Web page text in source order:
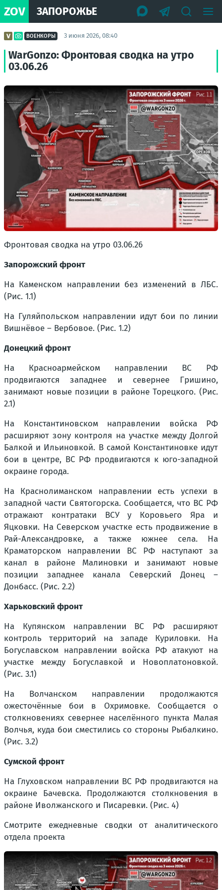
ZOV ЗАПОРОЖЬЕ
ВОЕНКОРЫ 3 июня 2026, 08:40
WarGonzo: Фронтовая сводка на утро
03.06.26
Фронтовая сводка на утро 03.06.26
Запорожский фронт
На Каменском направлении без изменений в ЛБС.
(Рис. 1.1)
На Гуляйпольском направлении идут бои по линии
Вишнёвое – Вербовое. (Рис. 1.2)
Донецкий фронт
На Красноармейском направлении ВС РФ
продвигаются западнее и севернее Гришино,
занимают новые позиции в районе Торецкого. (Рис.
2.1)
На Константиновском направлении войска РФ
расширяют зону контроля на участке между Долгой
Балкой и Ильиновкой. В самой Константиновке идут
бои в центре, ВС РФ продвигаются к юго-западной
окраине города.
На Краснолиманском направлении есть успехи в
западной части Святогорска. Сообщается, что ВС РФ
отражают контратаки ВСУ у Коровьего Яра и
Яцковки. На Северском участке есть продвижение в
Рай-Александровке, а также южнее села. На
Краматорском направлении ВС РФ наступают за
канал в районе Малиновки и занимают новые
позиции западнее канала Северский Донец –
Донбасс. (Рис. 2.2)
Харьковский фронт
На Купянском направлении ВС РФ расширяют
контроль территорий на западе Куриловки. На
Богуславском направлении войска РФ атакуют на
участке между Богуславкой и Новоплатоновкой.
(Рис. 3.1)
На Волчанском направлении продолжаются
ожесточённые бои в Охримовке. Сообщается о
столкновениях севернее населённого пункта Малая
Волчья, куда бои сместились со стороны Рыбалкино.
(Рис. 3.2)
Сумской фронт
На Глуховском направлении ВС РФ продвигаются на
окраине Бачевска. Продолжаются столкновения в
районе Иволжанского и Писаревки. (Рис. 4)
Смотрите ежедневные сводки от аналитического
отдела проекта